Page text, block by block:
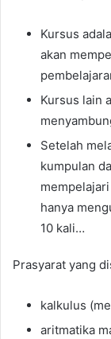
Kursus
akan
Kursus lain
Setelah
kumpulan
hanya
10 kali…
Prasyarat yang
kalkulus
aritmatika